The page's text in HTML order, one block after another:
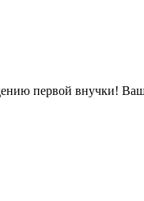
первой внучки!